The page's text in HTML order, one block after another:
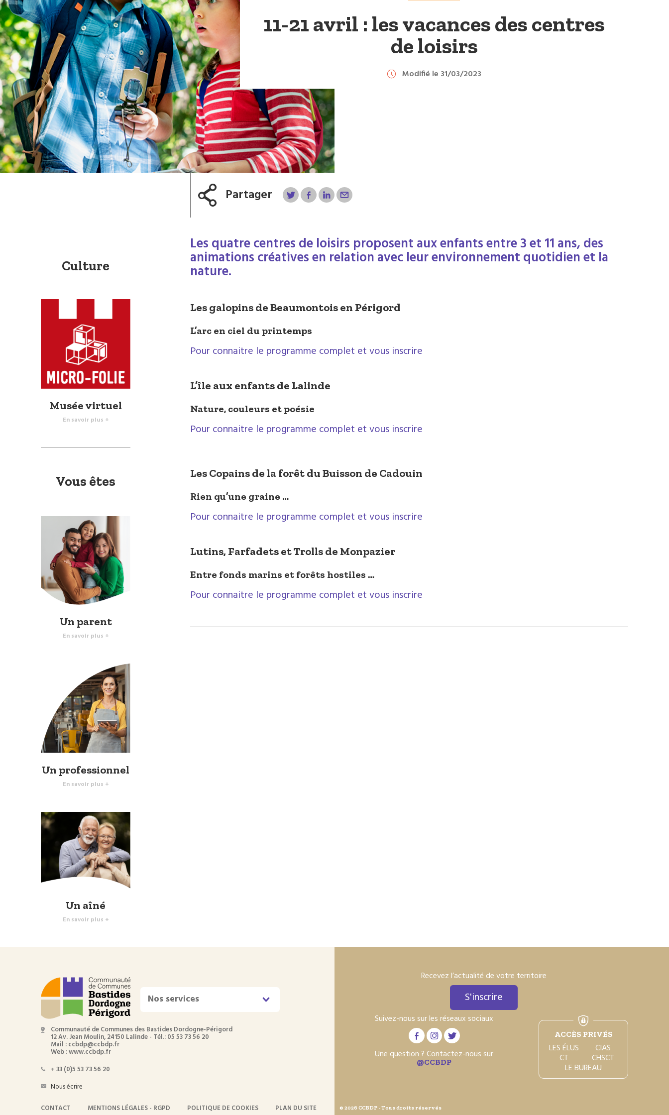
11-21 avril : les vacances des centres
de loisirs
Modifié le 31/03/2023
Partager
Les quatre centres de loisirs proposent aux enfants entre 3 et 11 ans, des
animations créatives en relation avec leur environnement quotidien et la
nature.
Les galopins de Beaumontois en Périgord
L’arc en ciel du printemps
Pour connaitre le programme complet et vous inscrire
L’île aux enfants de Lalinde
Nature, couleurs et poésie
Pour connaitre le programme complet et vous inscrire
Les Copains de la forêt du Buisson de Cadouin
Rien qu’une graine …
Pour connaitre le programme complet et vous inscrire
Lutins, Farfadets et Trolls de Monpazier
Entre fonds marins et forêts hostiles …
Pour connaitre le programme complet et vous inscrire
Culture
Musée virtuel
En savoir plus +
Vous êtes
Un parent
En savoir plus +
Un professionnel
En savoir plus +
Un aîné
En savoir plus +
Nos services
Communauté de Communes des Bastides Dordogne-Périgord
12 Av. Jean Moulin, 24150 Lalinde - Tél.: 05 53 73 56 20
Mail : ccbdp@ccbdp.fr
Web : www.ccbdp.fr
+ 33 (0)5 53 73 56 20
Nous écrire
Recevez l’actualité de votre territoire
S'inscrire
Suivez-nous sur les réseaux sociaux
Une question ? Contactez-nous sur
@CCBDP
ACCÈS PRIVÉS
LES ÉLUS CIAS
CT CHSCT
LE BUREAU
CONTACT MENTIONS LÉGALES - RGPD POLITIQUE DE COOKIES PLAN DU SITE © 2026 CCBDP - Tous droits réservés